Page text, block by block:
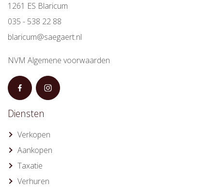
1261 ES Blaricum
035 - 538 22 88
blaricum@saegaert.nl
NVM Algemene voorwaarden
Diensten
Verkopen
Aankopen
Taxatie
Verhuren